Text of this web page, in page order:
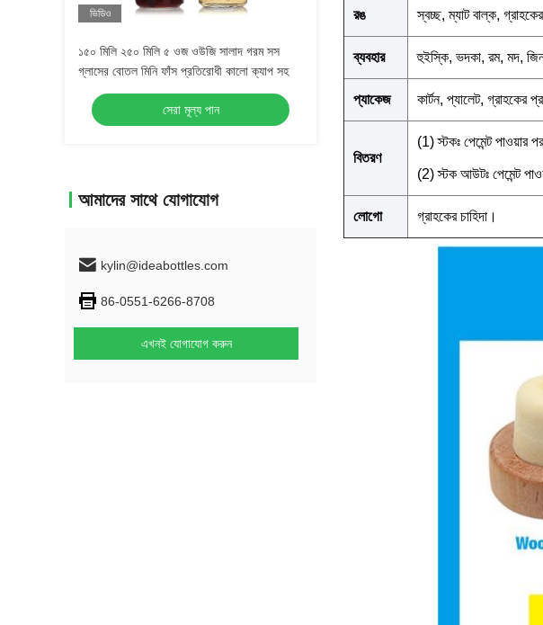
ভিডিও
১৫০ মিলি ২৫০ মিলি ৫ ওজ ওউজি সালাদ গরম সস
গ্লাসের বোতল মিনি ফাঁস প্রতিরোধী কালো ক্যাপ সহ
সেরা মূল্য পান
আমাদের সাথে যোগাযোগ
kylin@ideabottles.com
86-0551-6266-8708
এখনই যোগাযোগ করুন
রঙ স্বচ্ছ, ম্যাট বাল্ক,
ব্যবহার হুইস্কি, ভদকা, রম, মদ,
প্যাকেজ কার্টন, প্যালেট, গ্রাহকের
বিতরণ
(1) স্টকঃ পেমেন্ট পাওয়ার
(2) স্টক আউটঃ পেমেন্ট
লোগো গ্রাহকের চাহিদা।